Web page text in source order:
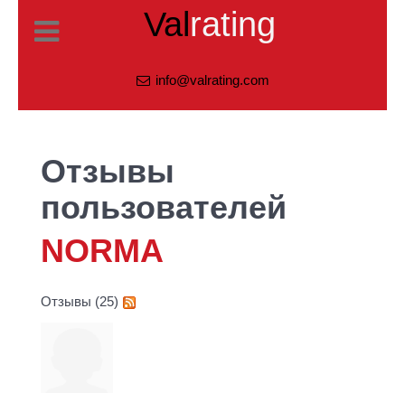
Valrating
info@valrating.com
Отзывы
пользователей
NORMA
Отзывы (25)